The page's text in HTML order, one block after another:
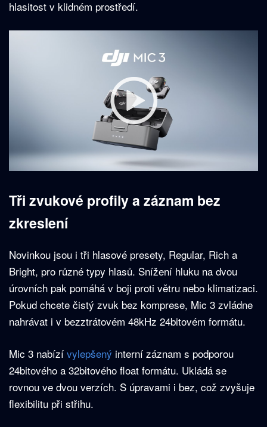
hlasitost v klidném prostředí.
Tři zvukové profily a záznam bez
zkreslení
Novinkou jsou i tři hlasové presety, Regular, Rich a
Bright, pro různé typy hlasů. Snížení hluku na dvou
úrovních pak pomáhá v boji proti větru nebo klimatizaci.
Pokud chcete čistý zvuk bez komprese, Mic 3 zvládne
nahrávat i v bezztrátovém 48kHz 24bitovém formátu.
Mic 3 nabízí vylepšený interní záznam s podporou
24bitového a 32bitového float formátu. Ukládá se
rovnou ve dvou verzích. S úpravami i bez, což zvyšuje
flexibilitu při střihu.